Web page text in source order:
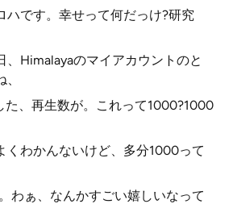
ハです。幸せって何だっけ?研究
、Himalayaのマイアカウントのと
た、再生数が。これって1000?1000
くわかんないけど、多分1000って
わぁ、なんかすごい嬉しいなって